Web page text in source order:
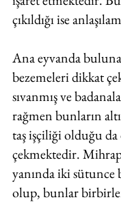
çıkıldığı ise
Ana eyvanda
bezemeleri dikkat
sıvanmış ve
rağmen bunların
taş işçiliği olduğu
çekmektedir.
yanında iki
olup, bunlar